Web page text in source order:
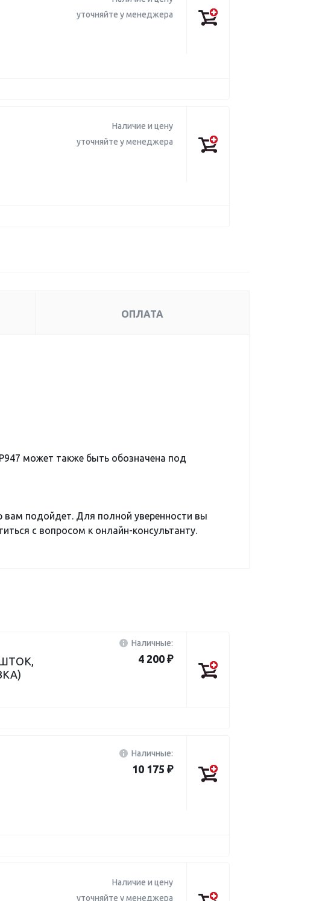
уточняйте у менеджера
Наличие и цену
уточняйте у менеджера
ОПЛАТА
может также быть обозначена под
подойдет. Для полной уверенности вы
с вопросом к онлайн-консультанту.
Наличные:
4 200 ₽
Наличные:
10 175 ₽
Наличие и цену
уточняйте у менеджера